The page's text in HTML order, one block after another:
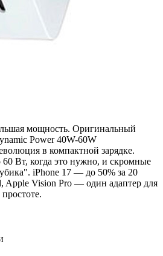
мощность. Оригинальный
Power 40W-60W
в компактной зарядке.
Вт, когда это нужно, и скромные
iPhone 17 — до 50% за 20
Apple Vision Pro — один адаптер для